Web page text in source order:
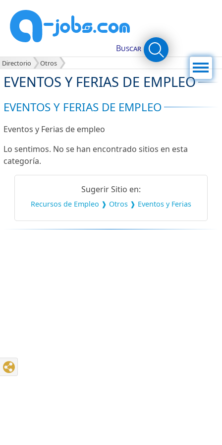
EVENTOS Y FERIAS DE EMPLEO
Buscar
EVENTOS Y FERIAS DE EMPLEO
Eventos y Ferias de empleo
Lo sentimos. No se han encontrado sitios en esta
categoría.
Sugerir Sitio en:
Recursos de Empleo ❱ Otros ❱ Eventos y Ferias
Directorio Otros Menú